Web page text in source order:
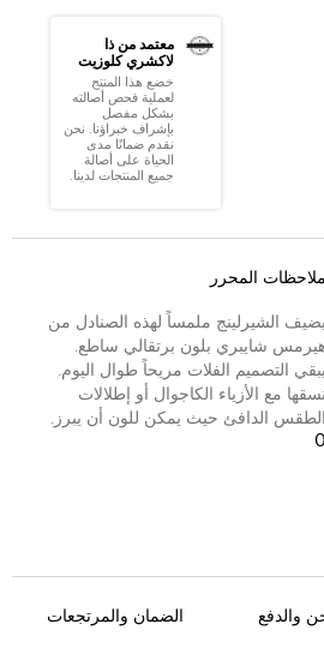
معتمد من ذا
لاكشري كلوزيت
خضع هذا المنتج
لعملية فحص أصالته
بشكل مفصل
بإشراف خبراؤنا. نحن
نقدم ضمانًا مدى
الحياة على أصالة
جميع المنتجات لدينا.
ملاحظات المحرر
يضيف الشيرلينج ملمساً لهذه الصنادل من
شايبري بلون برتقالي ساطع.
يبقي التصميم الفلات مريحاً طوال اليوم.
نسقها مع الأزياء الكاجوال أو إطلالات
الطقس الدافئ حيث يمكن للون أن يبرز.
0
والدفع الضمان والمرتجعات